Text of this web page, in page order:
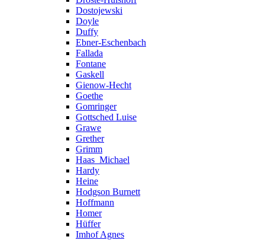
Dostojewski
Doyle
Duffy
Ebner-Eschenbach
Fallada
Fontane
Gaskell
Gienow-Hecht
Goethe
Gomringer
Gottsched Luise
Grawe
Grether
Grimm
Haas_Michael
Hardy
Heine
Hodgson Burnett
Hoffmann
Homer
Hüffer
Imhof Agnes